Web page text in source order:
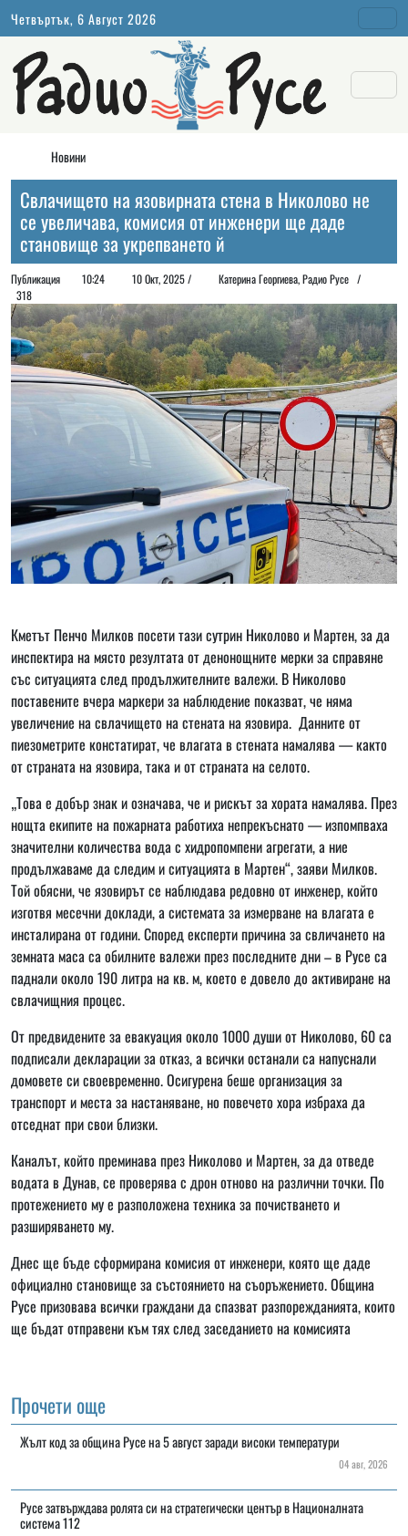
Четвъртък, 6 Август 2026
Новини
Свлачището на язовирната стена в Николово не
се увеличава, комисия от инженери ще даде
становище за укрепването й
Публикация 10:24 10 Окт, 2025 /
Катерина Георгиева, Радио Русе /
318
Кметът Пенчо Милков посети тази сутрин Николово и Мартен, за да
инспектира на място резултата от денонощните мерки за справяне
със ситуацията след продължителните валежи. В Николово
поставените вчера маркери за наблюдение показват, че няма
увеличение на свлачището на стената на язовира. Данните от
пиезометрите констатират, че влагата в стената намалява — както
от страната на язовира, така и от страната на селото.
„Това е добър знак и означава, че и рискът за хората намалява. През
нощта екипите на пожарната работиха непрекъснато — изпомпваха
значителни количества вода с хидропомпени агрегати, а ние
продължаваме да следим и ситуацията в Мартен“, заяви Милков.
Той обясни, че язовирът се наблюдава редовно от инженер, който
изготвя месечни доклади, а системата за измерване на влагата е
инсталирана от години. Според експерти причина за свличането на
земната маса са обилните валежи през последните дни – в Русе са
паднали около 190 литра на кв. м, което е довело до активиране на
свлачищния процес.
От предвидените за евакуация около 1000 души от Николово, 60 са
подписали декларации за отказ, а всички останали са напуснали
домовете си своевременно. Осигурена беше организация за
транспорт и места за настаняване, но повечето хора избраха да
отседнат при свои близки.
Каналът, който преминава през Николово и Мартен, за да отведе
водата в Дунав, се проверява с дрон отново на различни точки. По
протежението му е разположена техника за почистването и
разширяването му.
Днес ще бъде сформирана комисия от инженери, която ще даде
официално становище за състоянието на съоръжението. Община
Русе призовава всички граждани да спазват разпорежданията, които
ще бъдат отправени към тях след заседанието на комисията
Прочети още
Жълт код за община Русе на 5 август заради високи температури
04 авг, 2026
Русе затвърждава ролята си на стратегически център в Националната
система 112